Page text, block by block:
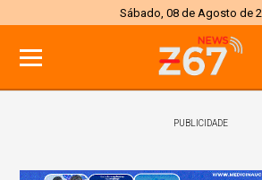
Sábado, 08 de Agosto de
PUBLICIDADE